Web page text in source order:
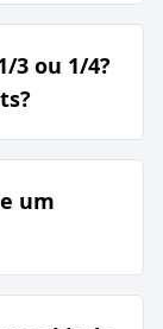
3 ou 1/4?
um